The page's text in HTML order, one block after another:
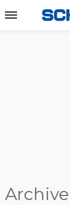
Archive